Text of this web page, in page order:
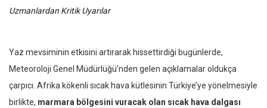
Uzmanlardan Kritik Uyarılar
Yaz mevsiminin etkisini artırarak hissettirdiği bugünlerde,
Meteoroloji Genel Müdürlüğü’nden gelen açıklamalar oldukça
çarpıcı. Afrika kökenli sıcak hava kütlesinin Türkiye’ye yönelmesiyle
birlikte, marmara bölgesini vuracak olan sıcak hava dalgası